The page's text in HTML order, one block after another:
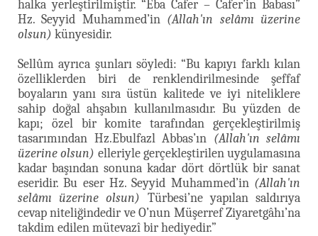
halka yerleştirilmiştir. “Eba Cafer – Cafer’in Babası”
Hz. Seyyid Muhammed’in (Allah'ın selâmı üzerine
olsun) künyesidir.
Sellûm ayrıca şunları söyledi: “Bu kapıyı farklı kılan
özelliklerden biri de renklendirilmesinde şeffaf
boyaların yanı sıra üstün kalitede ve iyi niteliklere
sahip doğal ahşabın kullanılmasıdır. Bu yüzden de
kapı; özel bir komite tarafından gerçekleştirilmiş
tasarımından Hz.Ebulfazl Abbas’ın (Allah'ın selâmı
üzerine olsun) elleriyle gerçekleştirilen uygulamasına
kadar başından sonuna kadar dört dörtlük bir sanat
eseridir. Bu eser Hz. Seyyid Muhammed’in (Allah'ın
selâmı üzerine olsun) Türbesi’ne yapılan saldırıya
cevap niteliğindedir ve O’nun Müşerref Ziyaretgâhı’na
takdim edilen mütevazî bir hediyedir.”